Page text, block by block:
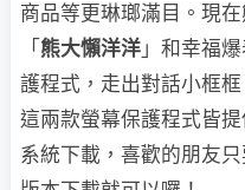
商品等更琳瑯滿目。現
「 熊大懶洋洋 」和幸福爆
護程式，走出對話小框
這兩款螢幕保護程式皆
系統下載，喜歡的朋友